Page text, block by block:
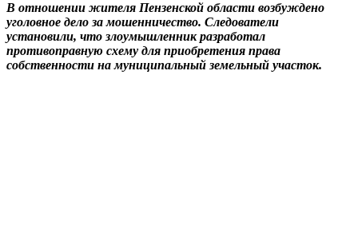
В отношении жителя Пензенской области возбуждено
уголовное дело за мошенничество. Следователи
установили, что злоумышленник разработал
противоправную схему для приобретения права
собственности на муниципальный земельный участок.